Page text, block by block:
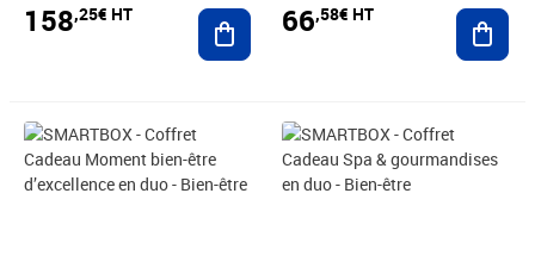
158,25€ HT Ajouter au panier
66,58€ HT
Prix 166,58€ HT Prix 41,58€ HT